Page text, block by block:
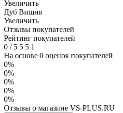
Увеличить
Дуб Вишня
Увеличить
Отзывы покупателей
Рейтинг покупателей
0 /5 5 5 1
На основе 0 оценок покупателей
0%
0%
0%
0%
0%
Отзывы о магазине VS-PLUS.RU